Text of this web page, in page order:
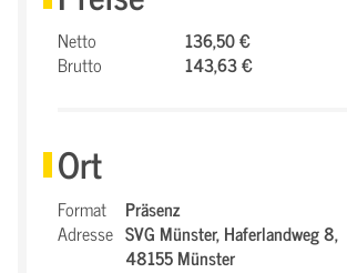
Netto
136,50 €
Brutto
143,63 €
Ort
Format
Präsenz
Adresse SVG Münster,Haferlandweg 8,
48155 Münster